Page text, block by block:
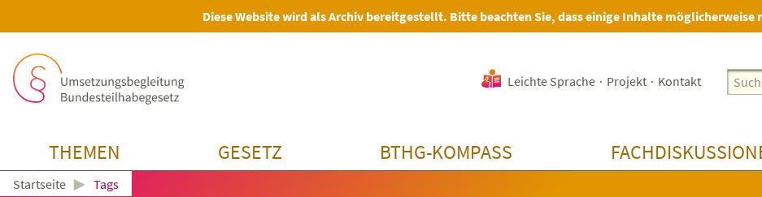
Diese Website wird als Archiv bereitgestellt. Bitte beachten Sie, dass einige Inhalte
Leichte Sprache · Projekt · Kontakt
THEMEN GESETZ BTHG-KOMPASS
Startseite ► Tags